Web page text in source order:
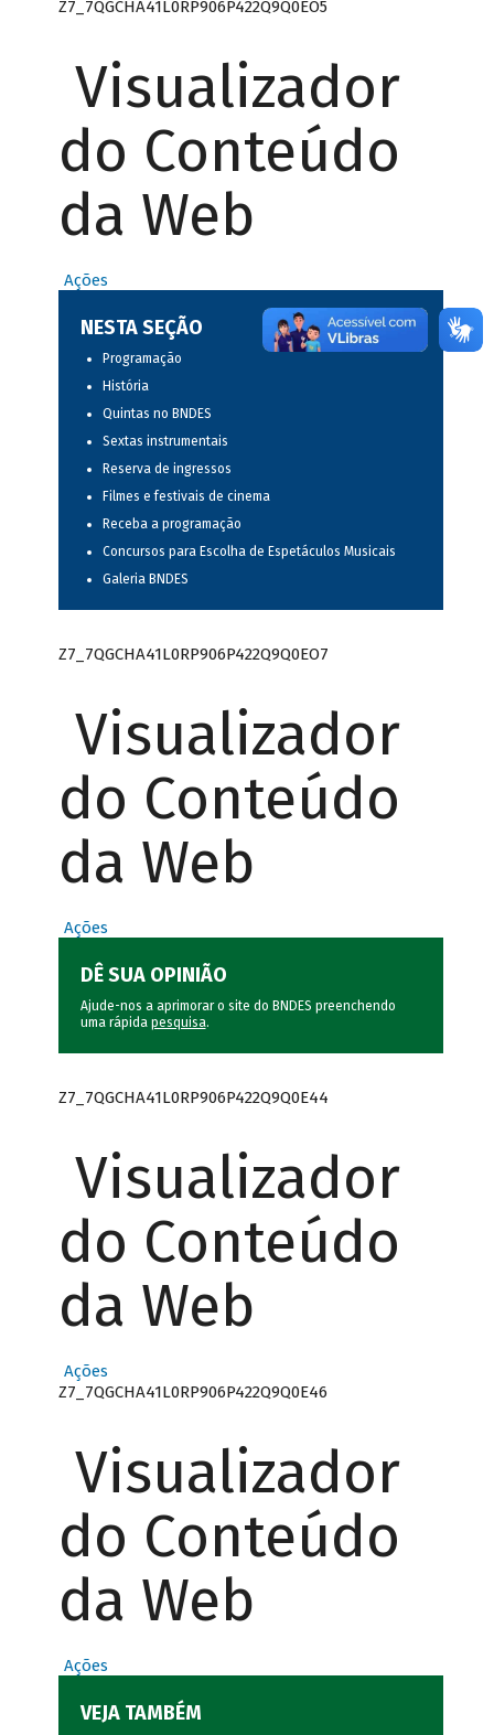
Z7_7QGCHA41L0RP906P422Q9Q0EO5
Visualizador
do Conteúdo
da Web
Ações
NESTA SEÇÃO
Programação
História
Quintas no BNDES
Sextas instrumentais
Reserva de ingressos
Filmes e festivais de cinema
Receba a programação
Concursos para Escolha de Espetáculos Musicais
Galeria BNDES
Z7_7QGCHA41L0RP906P422Q9Q0EO7
Visualizador
do Conteúdo
da Web
Ações
DÊ SUA OPINIÃO
Ajude-nos a aprimorar o site do BNDES preenchendo
uma rápida pesquisa.
Z7_7QGCHA41L0RP906P422Q9Q0E44
Visualizador
do Conteúdo
da Web
Ações
Z7_7QGCHA41L0RP906P422Q9Q0E46
Visualizador
do Conteúdo
da Web
Ações
VEJA TAMBÉM